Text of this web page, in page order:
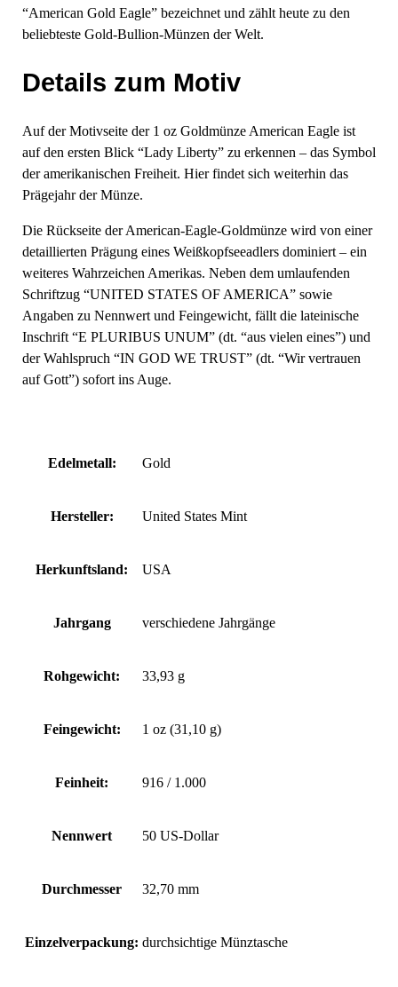
“American Gold Eagle” bezeichnet und zählt heute zu den
beliebteste Gold-Bullion-Münzen der Welt.
Details zum Motiv
Auf der Motivseite der 1 oz Goldmünze American Eagle ist
auf den ersten Blick “Lady Liberty” zu erkennen – das Symbol
der amerikanischen Freiheit. Hier findet sich weiterhin das
Prägejahr der Münze.
Die Rückseite der American-Eagle-Goldmünze wird von einer
detaillierten Prägung eines Weißkopfseeadlers dominiert – ein
weiteres Wahrzeichen Amerikas. Neben dem umlaufenden
Schriftzug “UNITED STATES OF AMERICA” sowie
Angaben zu Nennwert und Feingewicht, fällt die lateinische
Inschrift “E PLURIBUS UNUM” (dt. “aus vielen eines”) und
der Wahlspruch “IN GOD WE TRUST” (dt. “Wir vertrauen
auf Gott”) sofort ins Auge.
Edelmetall: Gold
Hersteller: United States Mint
Herkunftsland: USA
Jahrgang verschiedene Jahrgänge
Rohgewicht: 33,93 g
Feingewicht: 1 oz (31,10 g)
Feinheit: 916 / 1.000
Nennwert 50 US-Dollar
Durchmesser 32,70 mm
Einzelverpackung: durchsichtige Münztasche